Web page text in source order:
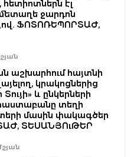
հետիոտներն էլ
մետաղե ջարդոն
ՖՈՏՈՌԵՊՈՐՏԱԺ,
աշխարհում հայտնի
կրակոցներից
և ընկերների
տեղի
մասին փակագծեր
ՏԵՍԱՆՅՈւԹԵՐ